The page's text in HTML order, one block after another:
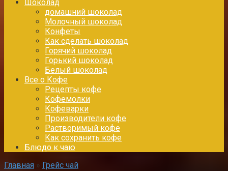
Шоколад
домашний шоколад
Молочный шоколад
Конфеты
Как сделать шоколад
Горячий шоколад
Горький шоколад
Белый шоколад
Все о Кофе
Рецепты кофе
Кофемолки
Кофеварки
Производители кофе
Растворимый кофе
Как сохранить кофе
Блюдо к чаю
Главная » Грейс чай